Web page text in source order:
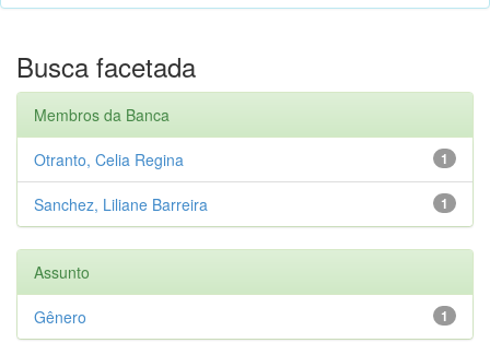
Busca facetada
Membros da Banca
1
Otranto, Celia Regina
1
Sanchez, Liliane Barreira
Assunto
1
Gênero